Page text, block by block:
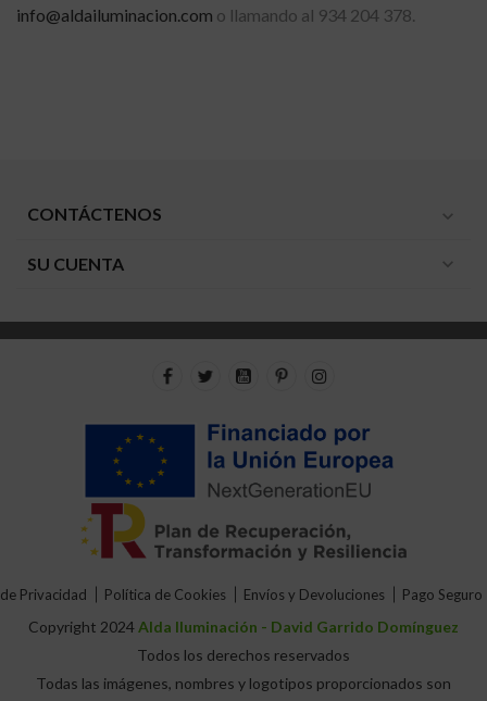
info@aldailuminacion.com o llamando al 934 204 378.
CONTÁCTENOS expand_more
SU CUENTA expand_more
Privacidad Política de Cookies Envíos y Devoluciones Pago Seguro
Copyright 2024Alda Iluminación - David Garrido Domínguez
Todos los derechos reservados
Todas las imágenes, nombres y logotipos proporcionados son